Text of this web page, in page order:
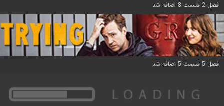
فصل 2 قسمت 8 اضافه شد
فصل 5 قسمت 5 اضافه شد